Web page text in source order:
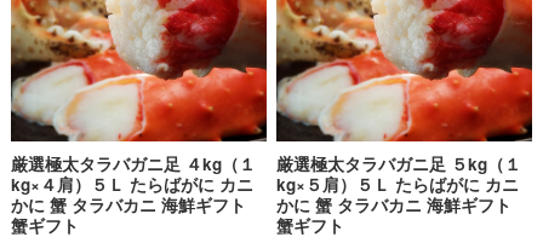
厳選極太タラバガニ足 ４kg（１
kg×４肩）５Ｌ たらばがに カニ
かに 蟹 タラバカニ 海鮮ギフト
蟹ギフト
厳選極太タラバガニ足 ５kg（１
kg×５肩）５Ｌ たらばがに カニ
かに 蟹 タラバカニ 海鮮ギフト
蟹ギフト